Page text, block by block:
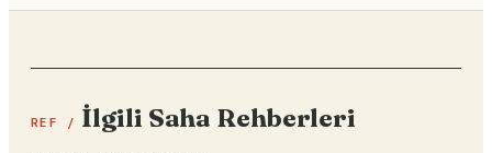
REF / İlgili Saha Rehberleri